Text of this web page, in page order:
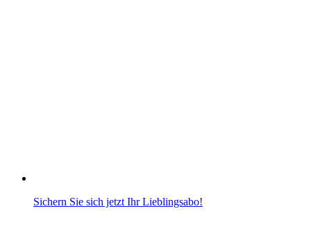
Sichern Sie sich jetzt Ihr Lieblingsabo!